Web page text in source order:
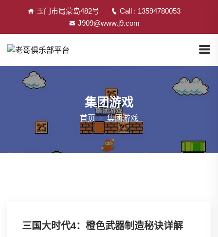
玉门市局蒙岛482号
Call : 13594780053
J909@www.j9.com
集团游戏
首页 集团游戏
三国大时代4：橙色武器制造秘诀详解